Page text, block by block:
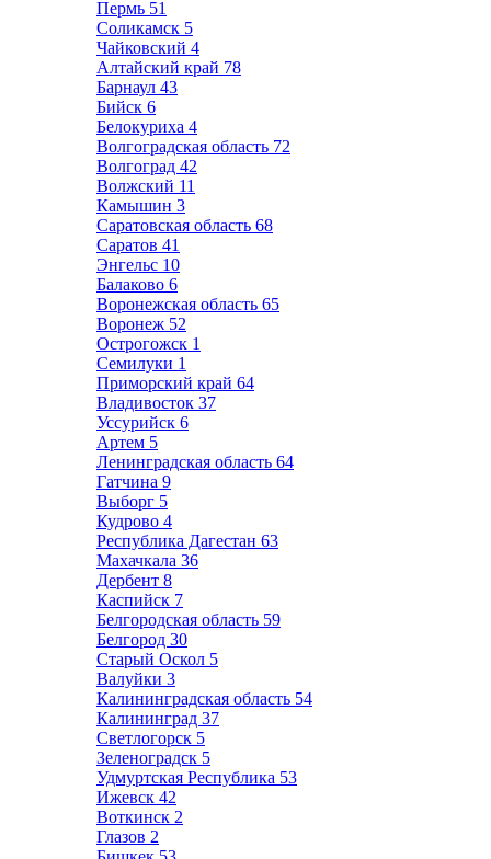
Пермь 51
Соликамск 5
Чайковский 4
Алтайский край 78
Барнаул 43
Бийск 6
Белокуриха 4
Волгоградская область 72
Волгоград 42
Волжский 11
Камышин 3
Саратовская область 68
Саратов 41
Энгельс 10
Балаково 6
Воронежская область 65
Воронеж 52
Острогожск 1
Семилуки 1
Приморский край 64
Владивосток 37
Уссурийск 6
Артем 5
Ленинградская область 64
Гатчина 9
Выборг 5
Кудрово 4
Республика Дагестан 63
Махачкала 36
Дербент 8
Каспийск 7
Белгородская область 59
Белгород 30
Старый Оскол 5
Валуйки 3
Калининградская область 54
Калининград 37
Светлогорск 5
Зеленоградск 5
Удмуртская Республика 53
Ижевск 42
Воткинск 2
Глазов 2